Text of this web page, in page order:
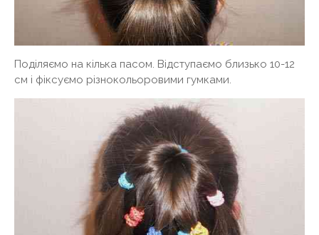
Поділяємо на кілька пасом. Відступаємо близько 10-12
см і фіксуємо різнокольоровими гумками.